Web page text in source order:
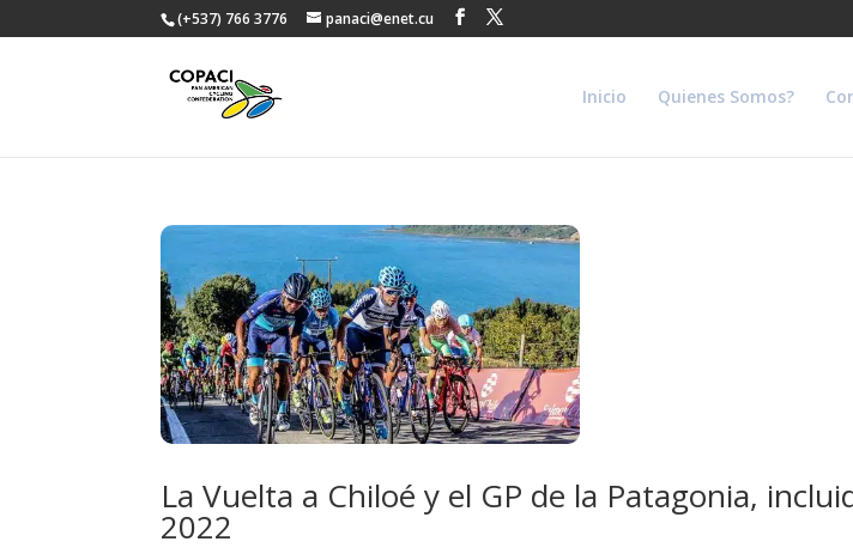
(+537) 766 3776 panaci@enet.cu
Inicio Quienes Somos?
La Vuelta a Chiloé y el GP de la Patagonia,
2022